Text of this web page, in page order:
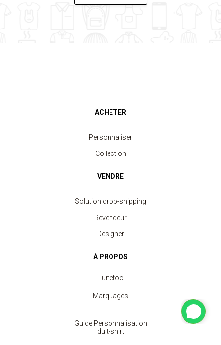
ACHETER
Personnaliser
Collection
VENDRE
Solution drop-shipping
Revendeur
Designer
À PROPOS
Tunetoo
Marquages
Guide Personnalisation
du t-shirt